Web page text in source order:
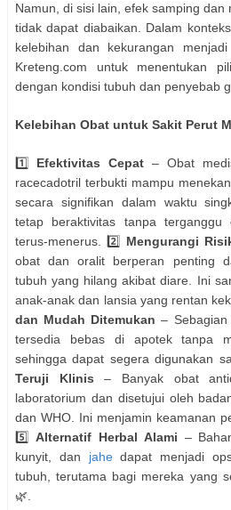
Namun, di sisi lain, efek samping
tidak dapat diabaikan. Dalam
kelebihan dan kekurangan
Kreteng.com untuk menentukan
dengan kondisi tubuh dan penyebab
Kelebihan Obat untuk Sakit Perut
1️⃣ Efektivitas Cepat – Obat
racecadotril terbukti mampu
secara signifikan dalam waktu
tetap beraktivitas tanpa
terus-menerus. 2️⃣ Mengurangi
obat dan oralit berperan penting
tubuh yang hilang akibat diare. Ini
anak-anak dan lansia yang rentan
dan Mudah Ditemukan –
tersedia bebas di apotek tanpa
sehingga dapat segera digunakan
Teruji Klinis – Banyak obat
laboratorium dan disetujui oleh
dan WHO. Ini menjamin keamanan
5️⃣ Alternatif Herbal Alami –
kunyit, dan jahedapat menjadi
tubuh, terutama bagi mereka yang
🌿.